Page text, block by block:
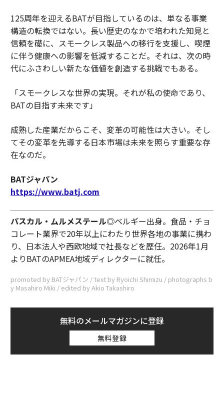
125周年を迎えるBATが目指しているのは、単なる事業
構造の転換ではない。長い歴史のなかで培われた知見と
信頼を礎に、スモークレス製品への移行を支援し、喫煙
に伴う健康への影響を低減することだ。それは、次の時
代にふさわしい新たな価値を創造する挑戦でもある。
「スモークレスな世界の実現。それが私の使命であり、
BATの目指す未来です」
成熟した産業だからこそ、変革の可能性は大きい。そし
てその変革を先導する日本市場は未来を照らす重要な存
在なのだ。
BATジャパン
https://www.batj.com
パスカル・ムルメステール◎ベルギー出身。食品・チョ
コレート業界で20年以上にわたり世界各地の事業に携わ
り、日本法人や西欧地域で社長などを歴任。2026年1月
よりBATのAPMEA地域ディレクターに就任。
promoted by BATジャパン / text by Ryoichi Shimizu / photographs b
y Masahiro Miki / edited by Akio Takashiro
無料のメールマガジンに登録
無料登録